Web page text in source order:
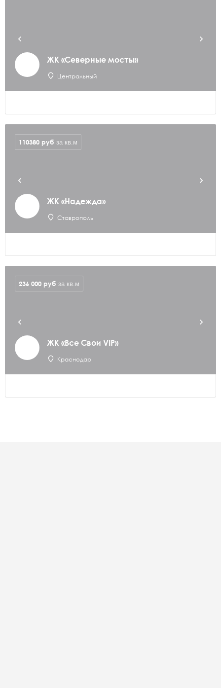
ЖК «Северные мосты»
Центральный
ЖК «Надежда»
Ставрополь
110380 руб за кв.м
ЖК «Все Свои VIP»
Краснодар
236 000 руб за кв.м